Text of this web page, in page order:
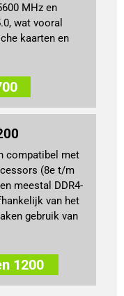
MHz en
wat vooral
kaarten en
compatibel met
(8e t/m
meestal DDR4-
van het
gebruik van
1200